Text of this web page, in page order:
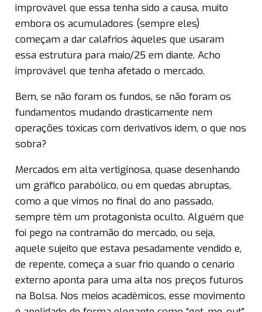
improvável que essa tenha sido a causa, muito
embora os acumuladores (sempre eles)
começam a dar calafrios àqueles que usaram
essa estrutura para maio/25 em diante. Acho
improvável que tenha afetado o mercado.
Bem, se não foram os fundos, se não foram os
fundamentos mudando drasticamente nem
operações tóxicas com derivativos idem, o que nos
sobra?
Mercados em alta vertiginosa, quase desenhando
um gráfico parabólico, ou em quedas abruptas,
como a que vimos no final do ano passado,
sempre têm um protagonista oculto. Alguém que
foi pego na contramão do mercado, ou seja,
aquele sujeito que estava pesadamente vendido e,
de repente, começa a suar frio quando o cenário
externo aponta para uma alta nos preços futuros
na Bolsa. Nos meios acadêmicos, esse movimento